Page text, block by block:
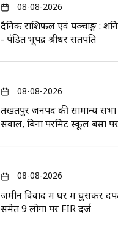
08-08-2026
दैनिक राशिफल एवं पञ्चाङ्ग :
- पंडित भूपेंद्र श्रीधर सतपति
08-08-2026
तखतपुर जनपद की सामान्य सभा
सवाल, बिना परमिट स्कूल बसों
08-08-2026
जमीन विवाद में घर में घुसकर
समेत 9 लोगों पर FIR दर्ज